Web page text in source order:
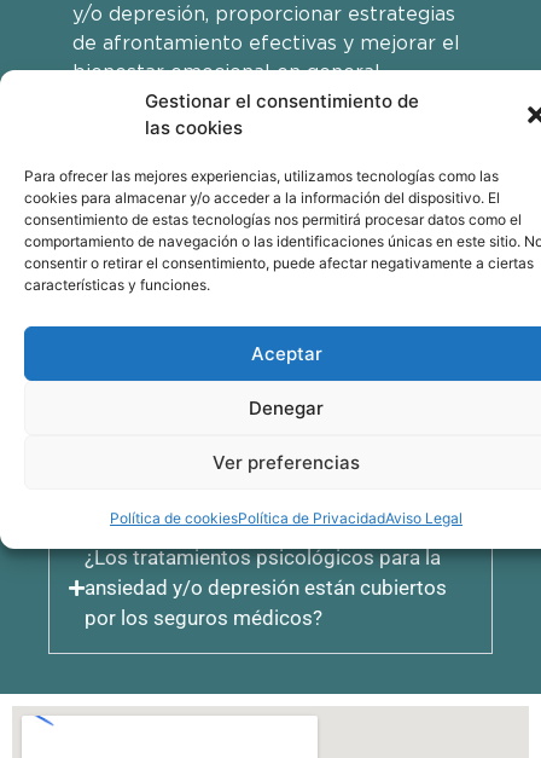
Gestionar el consentimiento de
las cookies
Para ofrecer las mejores experiencias, utilizamos tecnologías como las
cookies para almacenar y/o acceder a la información del dispositivo. El
consentimiento de estas tecnologías nos permitirá procesar datos como el
comportamiento de navegación o las identificaciones únicas en este sitio.
consentir o retirar el consentimiento, puede afectar negativamente a ciertas
características y funciones.
Aceptar
Denegar
Ver preferencias
Política de cookiesPolítica de PrivacidadAviso Legal
y/o depresión, proporcionar estrategias
de afrontamiento efectivas y mejorar el
bienestar emocional en general.
comúnmente en el tratamiento de la
ansiedad y/o depresión?
¿Cuál es el costo promedio por sesión
para el tratamiento de la ansiedad y/o
depresión en Mallorca?
¿Cómo puedo saber si necesito
tratamiento psicológico para la ansiedad
¿Los tratamientos psicológicos para la
ansiedad y/o depresión están cubiertos
por los seguros médicos?